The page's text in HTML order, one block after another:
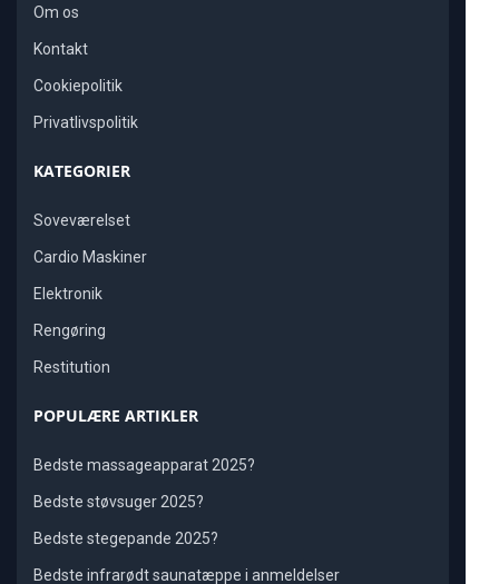
Om os
Kontakt
Cookiepolitik
Privatlivspolitik
KATEGORIER
Soveværelset
Cardio Maskiner
Elektronik
Rengøring
Restitution
POPULÆRE ARTIKLER
Bedste massageapparat 2025?
Bedste støvsuger 2025?
Bedste stegepande 2025?
Bedste infrarødt saunatæppe i anmeldelser